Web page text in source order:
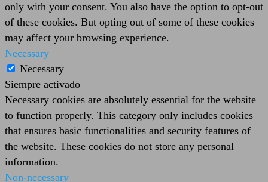
only with your consent. You also have the option to opt-out
of these cookies. But opting out of some of these cookies
may affect your browsing experience.
Necessary
Necessary
Siempre activado
Necessary cookies are absolutely essential for the website
to function properly. This category only includes cookies
that ensures basic functionalities and security features of
the website. These cookies do not store any personal
information.
Non-necessary